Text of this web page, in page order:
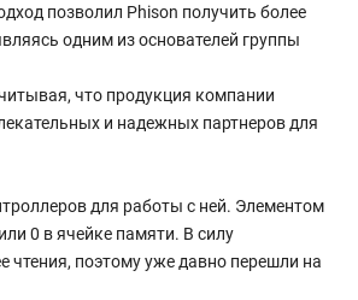
позволил Phison получить более
одним из основателей группы
что продукция компании
и надежных партнеров для
для работы с ней. Элементом
0 в ячейке памяти. В силу
чтения, поэтому уже давно перешли на